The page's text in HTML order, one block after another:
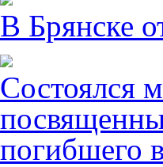
В Брянске
Состоялся
погибшего